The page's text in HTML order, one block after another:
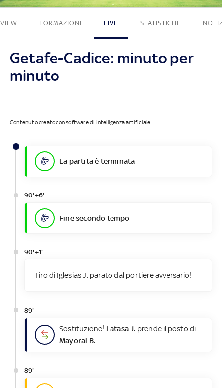
FORMAZIONI LIVE STATISTICHE
Getafe-Cadice: minuto per
minuto
Contenuto creato con software di intelligenza artificiale
La partita è terminata
90'+6'
Fine secondo tempo
90'+1'
Tiro di Iglesias J. parato dal portiere avversario!
89'
Sostituzione! Latasa J. prende il posto di
Mayoral B.
89'